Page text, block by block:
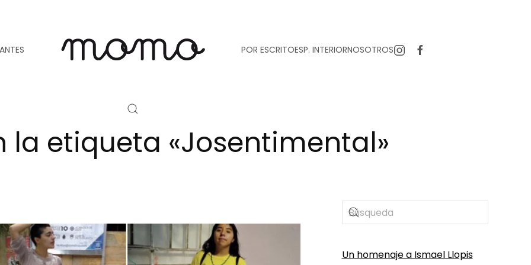
POR ESCRITOESP. INTERIORNOSOTROS
la etiqueta «Josentimental»
Un homenaje a Ismael Llopis